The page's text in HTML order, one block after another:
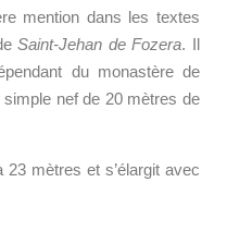
mention dans les textes
Saint-Jehan de Fozera.
du monastère de
simple nef de 20 mètresde
mètres et s’élargit avec